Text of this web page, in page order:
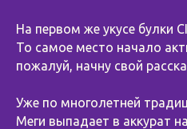
На первом же укусе булки
То самое место начало
пожалуй, начну свой
Уже по многолетней
Меги выпадает в аккурат